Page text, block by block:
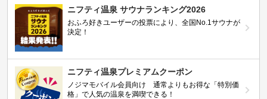
ニフティ温泉 サウナランキング2026
おふろ好きユーザーの投票により、全国No.1サウナが
決定！
ニフティ温泉プレミアムクーポン
ノジマモバイル会員向け 通常よりもお得な「特別価
格」で人気の温泉を満喫できる！